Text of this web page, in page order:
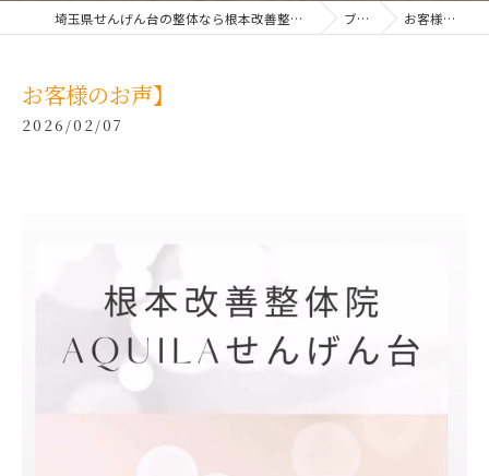
埼玉県せんげん台の整体なら根本改善整体院AQUILAせんげん台 ブログ お客様のお声】
お客様のお声】
2026/02/07